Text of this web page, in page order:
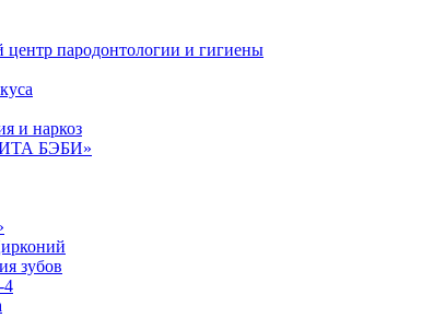
пародонтологии и гигиены
и наркоз
БЭБИ»
зубов
4